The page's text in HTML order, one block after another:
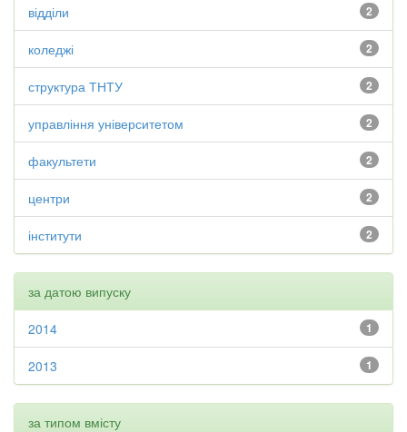
2
відділи
2
коледжі
2
структура ТНТУ
2
управління університетом
2
факультети
2
центри
2
інститути
за датою випуску
1
2014
1
2013
за типом вмісту